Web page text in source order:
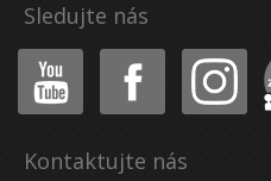
Sledujte nás
Youtube Facebook Instagram
Kontaktujte nás